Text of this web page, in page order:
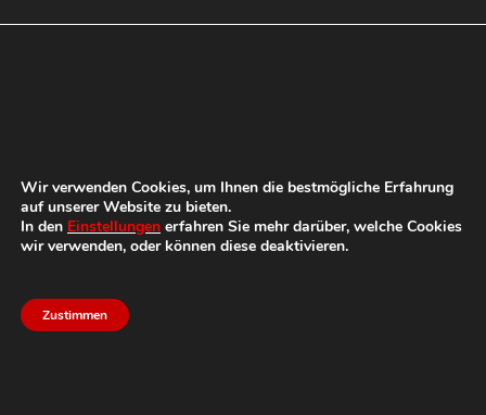
Wir verwenden Cookies, um Ihnen die bestmögliche Erfahrung
auf unserer Website zu bieten.
In den Einstellungen erfahren Sie mehr darüber, welche Cookies
wir verwenden, oder können diese deaktivieren.
Zustimmen